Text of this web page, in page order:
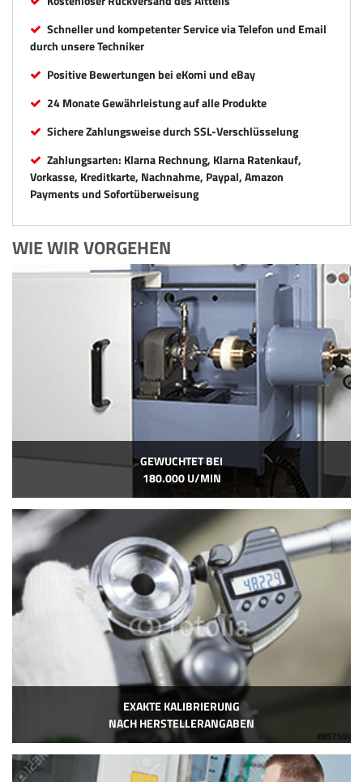
Schneller und kompetenter Service via Telefon und Email
durch unsere Techniker
Positive Bewertungen bei eKomi und eBay
24 Monate Gewährleistung auf alle Produkte
Sichere Zahlungsweise durch SSL-Verschlüsselung
Zahlungsarten: Klarna Rechnung, Klarna Ratenkauf,
Vorkasse, Kreditkarte, Nachnahme, Paypal, Amazon
Payments und Sofortüberweisung
WIE WIR VORGEHEN
GEWUCHTET BEI
180.000 U/MIN
EXAKTE KALIBRIERUNG
NACH HERSTELLERANGABEN